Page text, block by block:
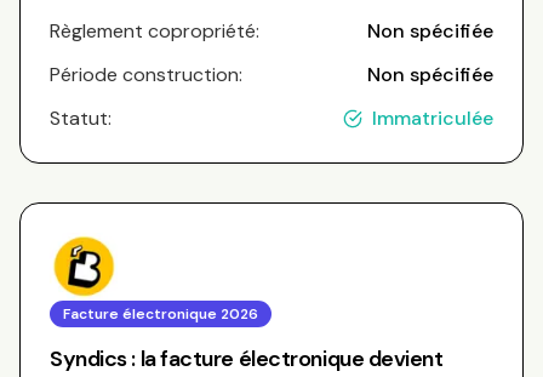
Règlement copropriété:
Non spécifiée
Période construction:
Non spécifiée
Statut:
Immatriculée
Facture électronique 2026
Syndics : la facture électronique devient